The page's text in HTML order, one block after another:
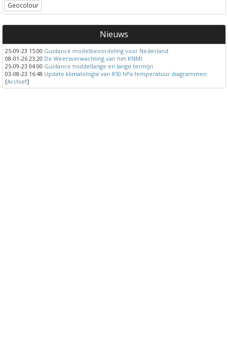
Geocolour
Nieuws
25-09-23 15:00 Guidance modelbeoordeling voor Nederland
08-01-26 23:20 De Weersverwachting van het KNMI
25-09-23 04:00 Guidance middellange en lange termijn
03-08-23 16:48 Update klimatologie van 850 hPa temperatuur diagrammen
[Archief]